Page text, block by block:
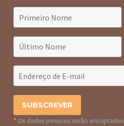
* Os dados pessoais serão encriptados